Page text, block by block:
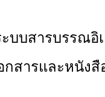
บบสารบรรณอิ
กสารและหนัง